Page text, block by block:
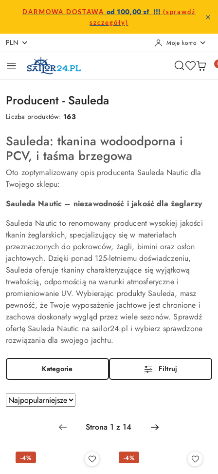
Przejdź do treści głównej
Przejdź do wyszukiwarki
Przejdź do moje konto
Przejdź do menu głównego
Przejdź do stopki
DARMOWA DOSTAWA od 100,00 zł !!! (sprawdź
szczegóły)
PLN Moje konto
Producent - Sauleda
Liczba produktów: 163
Sauleda: tkanina wodoodporna i
PCV, i taśma brzegowa
Oto zoptymalizowany opis producenta Sauleda Nautic dla
Twojego sklepu:
Sauleda Nautic – niezawodność i jakość dla żeglarzy
Sauleda Nautic to renomowany producent wysokiej jakości
tkanin żeglarskich, specjalizujący się w materiałach
przeznaczonych do pokrowców, żagli, bimini oraz osłon
jachtowych. Dzięki ponad 125-letniemu doświadczeniu,
Sauleda oferuje tkaniny charakteryzujące się wyjątkową
trwałością, odpornością na warunki atmosferyczne i
promieniowanie UV. Wybierając produkty Sauleda, masz
pewność, że Twoje wyposażenie jachtowe jest chronione i
zachowa doskonały wygląd przez wiele sezonów. Sprawdź
ofertę Sauleda Nautic na sailor24.pl i wybierz sprawdzone
rozwiązania dla swojego jachtu.
Kategorie Filtruj
Zastosowano
sortowanie:
Najpopularniejsze.
Sortuj
według
-4% -4%